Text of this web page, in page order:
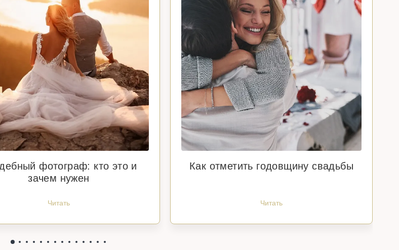
фотограф: кто это и
зачем нужен
Читать
Как отметить годовщину свадьбы
Читать